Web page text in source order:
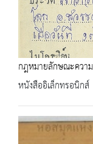
กฎหมายลักษณะควา
หนังสืออิเล็กทรอนิกส์